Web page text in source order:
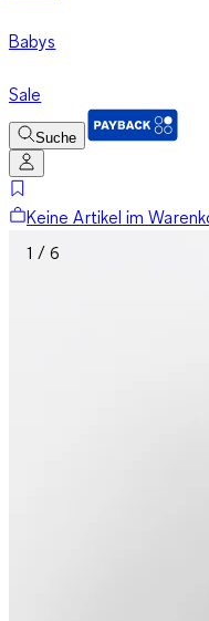
Babys
Sale
Suche
Keine Artikel im
1 / 6